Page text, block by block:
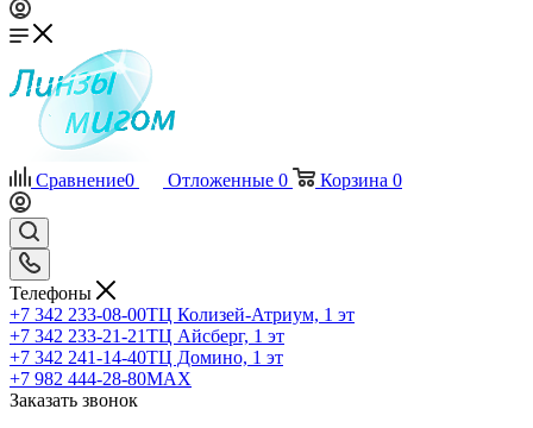
Сравнение0 Отложенные 0 Корзина 0
Телефоны
+7 342 233-08-00ТЦ Колизей-Атриум, 1 эт
+7 342 233-21-21ТЦ Айсберг, 1 эт
+7 342 241-14-40ТЦ Домино, 1 эт
+7 982 444-28-80MAX
Заказать звонок